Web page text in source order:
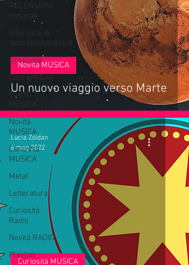
RECENSIONI
Musicali
webradioitaliane.it
Oroscopo
Eventi
Novità
MUSICA
Curiosità
MUSICA
Metal
Letteratura
Curiosità
Radio
Novità RADIO
Playlist
Un nuovo viaggio verso Marte
Novità MUSICA
Curiosità MUSICA
Lucia Zoldan
6 mag 2022